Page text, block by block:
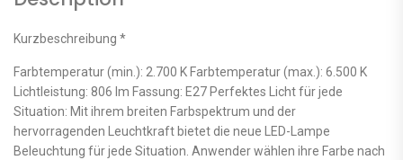
Kurzbeschreibung *
Farbtemperatur (min.): 2.700 K Farbtemperatur (max.): 6.500 K
Lichtleistung: 806 lm Fassung: E27 Perfektes Licht für jede
Situation: Mit ihrem breiten Farbspektrum und der
hervorragenden Leuchtkraft bietet die neue LED-Lampe
Beleuchtung für jede Situation. Anwender wählen ihre Farbe nach